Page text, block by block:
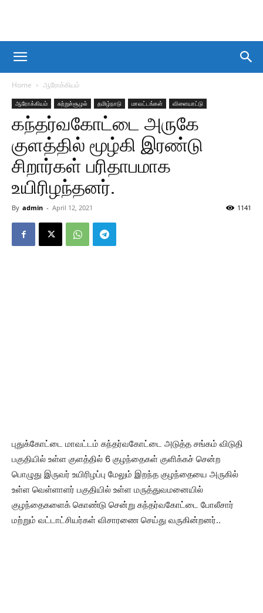
Home ஆரோக்கியம்
ஆரோக்கியம் சுற்றுச்சூழல் தமிழ்நாடு மாவட்டங்கள் விளையாட்டு
கந்தர்வகோட்டை அருகே
குளத்தில் மூழ்கி இரண்டு
சிறார்கள் பரிதாபமாக
உயிரிழந்தனர்.
By admin - April 12, 2021 1141
புதுக்கோட்டை மாவட்டம் கந்தர்வகோட்டை அடுத்த சங்கம் விடுதி
பகுதியில் உள்ள குளத்தில் 6 குழந்தைகள் குளிக்கச் சென்ற
பொழுது இருவர் உயிரிழப்பு மேலும் இறந்த குழந்தையை அருகில்
உள்ள வெள்ளாளர் பகுதியில் உள்ள மருத்துவமனையில்
குழந்தைகளைக் கொண்டு சென்று கந்தர்வகோட்டை போலீசார்
மற்றும் வட்டாட்சியர்கள் விசாரணை செய்து வருகின்றனர்..